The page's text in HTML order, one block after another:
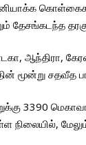
தேசங்கடந்த
ஆந்திரா,
மூன்று
3390
நிலையில்,